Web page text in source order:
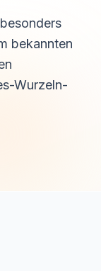
bekannten
Wurzeln-